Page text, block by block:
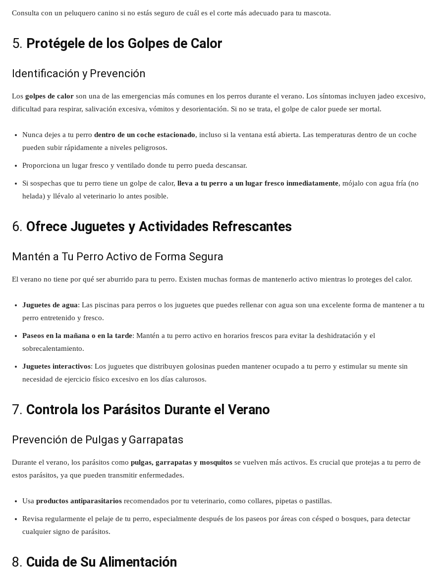
Consulta con un peluquero canino si no estás seguro de cuál es el corte más adecuado para tu mascota.
5. Protégele de los Golpes de Calor
Identificación y Prevención
Los golpes de calor son una de las emergencias más comunes en los perros durante el verano. Los síntomas incluyen jadeo excesivo,
dificultad para respirar, salivación excesiva, vómitos y desorientación. Si no se trata, el golpe de calor puede ser mortal.
Nunca dejes a tu perro dentro de un coche estacionado, incluso si la ventana está abierta. Las temperaturas dentro de un coche
pueden subir rápidamente a niveles peligrosos.
Proporciona un lugar fresco y ventilado donde tu perro pueda descansar.
Si sospechas que tu perro tiene un golpe de calor, lleva a tu perro a un lugar fresco inmediatamente, mójalo con agua fría (no
helada) y llévalo al veterinario lo antes posible.
6. Ofrece Juguetes y Actividades Refrescantes
Mantén a Tu Perro Activo de Forma Segura
El verano no tiene por qué ser aburrido para tu perro. Existen muchas formas de mantenerlo activo mientras lo proteges del calor.
Juguetes de agua: Las piscinas para perros o los juguetes que puedes rellenar con agua son una excelente forma de mantener a tu
perro entretenido y fresco.
Paseos en la mañana o en la tarde: Mantén a tu perro activo en horarios frescos para evitar la deshidratación y el
sobrecalentamiento.
Juguetes interactivos: Los juguetes que distribuyen golosinas pueden mantener ocupado a tu perro y estimular su mente sin
necesidad de ejercicio físico excesivo en los días calurosos.
7. Controla los Parásitos Durante el Verano
Prevención de Pulgas y Garrapatas
Durante el verano, los parásitos como pulgas, garrapatas y mosquitos se vuelven más activos. Es crucial que protejas a tu perro de
estos parásitos, ya que pueden transmitir enfermedades.
Usa productos antiparasitarios recomendados por tu veterinario, como collares, pipetas o pastillas.
Revisa regularmente el pelaje de tu perro, especialmente después de los paseos por áreas con césped o bosques, para detectar
cualquier signo de parásitos.
8. Cuida de Su Alimentación